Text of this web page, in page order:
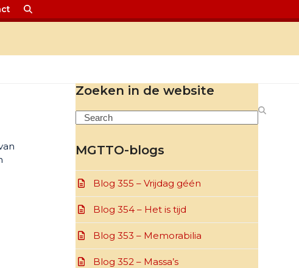
Zoeken in de website
Search
MGTTO-blogs
Blog 355 – Vrijdag géén
Blog 354 – Het is tijd
Blog 353 – Memorabilia
Blog 352 – Massa’s